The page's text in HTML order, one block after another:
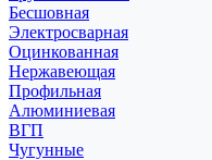
Бесшовная
Электросварная
Оцинкованная
Нержавеющая
Профильная
Алюминиевая
ВГП
Чугунные